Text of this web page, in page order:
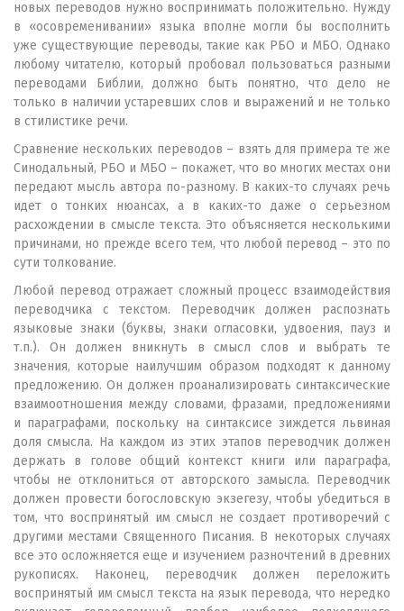
новых переводов нужно воспринимать положительно. Нужду
в «осовременивании» языка вполне могли бы восполнить
уже существующие переводы, такие как РБО и МБО. Однако
любому читателю, который пробовал пользоваться разными
переводами Библии, должно быть понятно, что дело не
только в наличии устаревших слов и выражений и не только
в стилистике речи.
Сравнение нескольких переводов – взять для примера те же
Синодальный, РБО и МБО – покажет, что во многих местах они
передают мысль автора по-разному. В каких-то случаях речь
идет о тонких нюансах, а в каких-то даже о серьезном
расхождении в смысле текста. Это объясняется несколькими
причинами, но прежде всего тем, что любой перевод – это по
сути толкование.
Любой перевод отражает сложный процесс взаимодействия
переводчика с текстом. Переводчик должен распознать
языковые знаки (буквы, знаки огласовки, удвоения, пауз и
т.п.). Он должен вникнуть в смысл слов и выбрать те
значения, которые наилучшим образом подходят к данному
предложению. Он должен проанализировать синтаксические
взаимоотношения между словами, фразами, предложениями
и параграфами, поскольку на синтаксисе зиждется львиная
доля смысла. На каждом из этих этапов переводчик должен
держать в голове общий контекст книги или параграфа,
чтобы не отклониться от авторского замысла. Переводчик
должен провести богословскую экзегезу, чтобы убедиться в
том, что воспринятый им смысл не создает противоречий с
другими местами Священного Писания. В некоторых случаях
все это осложняется еще и изучением разночтений в древних
рукописях. Наконец, переводчик должен переложить
воспринятый им смысл текста на язык перевода, что нередко